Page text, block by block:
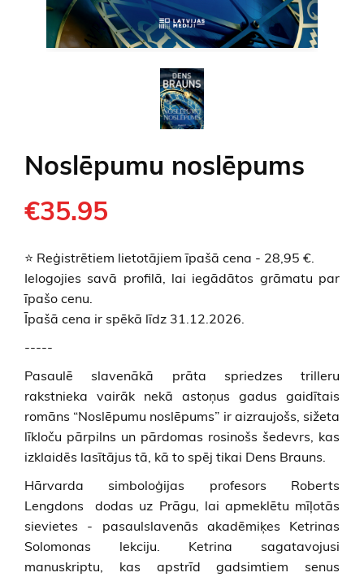
Noslēpumu noslēpums
€35.95
⭐ Reģistrētiem lietotājiem īpašā cena - 28,95 €.
Ielogojies savā profilā, lai iegādātos grāmatu par
īpašo cenu.
Īpašā cena ir spēkā līdz 31.12.2026.
-----
Pasaulē slavenākā prāta spriedzes trilleru
rakstnieka vairāk nekā astoņus gadus gaidītais
romāns “Noslēpumu noslēpums” ir aizraujošs, sižeta
līkloču pārpilns un pārdomas rosinošs šedevrs, kas
izklaidēs lasītājus tā, kā to spēj tikai Dens Brauns.
Hārvarda simboloģijas profesors Roberts
Lengdons dodas uz Prāgu, lai apmeklētu mīļotās
sievietes - pasaulslavenās akadēmiķes Ketrinas
Solomonas lekciju. Ketrina sagatavojusi
manuskriptu, kas apstrīd gadsimtiem senus